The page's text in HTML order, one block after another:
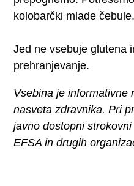
kolobarčki mlade čebule.
Jed ne vsebuje glutena
prehranjevanje.
Vsebina je informativne
nasveta zdravnika. Pri
javno dostopni
EFSA in drugih